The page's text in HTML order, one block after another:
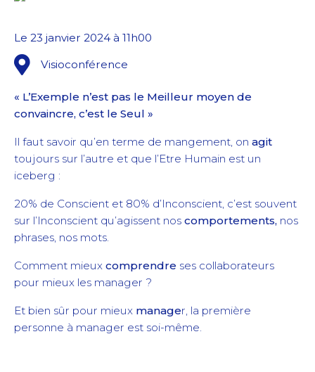
Le 23 janvier 2024 à 11h00
Visioconférence
« L’Exemple n’est pas le Meilleur moyen de
convaincre, c’est le Seul »
Il faut savoir qu’en terme de mangement, on agit
toujours sur l’autre et que l’Etre Humain est un
iceberg :
20% de Conscient et 80% d’Inconscient, c’est souvent
sur l’Inconscient qu’agissent nos comportements, nos
phrases, nos mots.
Comment mieux comprendre ses collaborateurs
pour mieux les manager ?
Et bien sûr pour mieux manager, la première
personne à manager est soi-même.